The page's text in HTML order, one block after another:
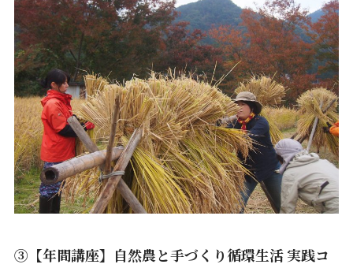
③【年間講座】自然農と手づくり循環生活 実践コ